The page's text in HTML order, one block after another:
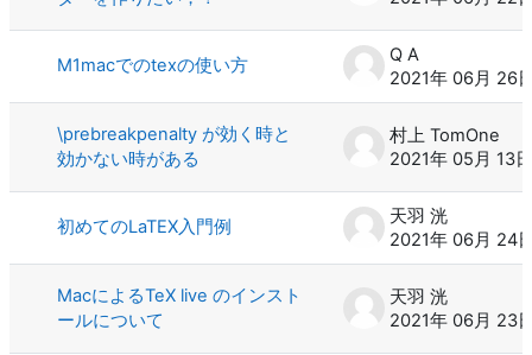
M1macでのtexの使い方
Q A
2021年 06月 26
\prebreakpenalty が効く時と
効かない時がある
村上 TomOne
2021年 05月 13日
初めてのLaTEX入門例
天羽 洸
2021年 06月 24
MacによるTeX live のインスト
ールについて
天羽 洸
2021年 06月 23